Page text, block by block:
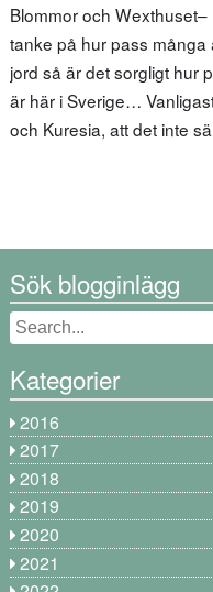
Blommor och
tanke på hur pass
jord så är det sorgligt hur
är här i Sverige…
och Kuresia, att det inte
Sök blogginlägg
Kategorier
2016
2017
2018
2019
2020
2021